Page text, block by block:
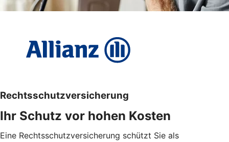
Rechtsschutzversicherung
Ihr Schutz vor hohen Kosten
Eine Rechtsschutzversicherung schützt Sie als